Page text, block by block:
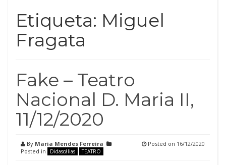
Etiqueta: Miguel
Fragata
Fake – Teatro
Nacional D. Maria II,
11/12/2020
By Maria Mendes Ferreira
Posted in
Didascálias TEATRO
Posted on 16/12/2020